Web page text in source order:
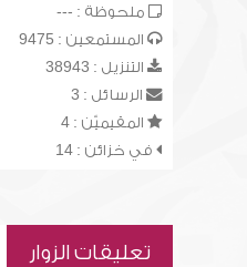
ملحوظة : ---
المستمعين : 9475
التنزيل : 38943
الرسائل : 3
المقيميّن : 4
في خزائن : 14
تعليقات الزوار